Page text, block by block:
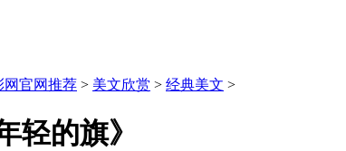
网官网推荐 > 美文欣赏 > 经典美文 >
轻的旗》